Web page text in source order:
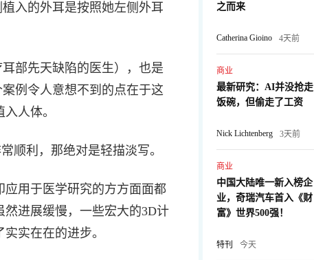
入的外耳是按照她左侧外耳
部先天缺陷的医生），也是
例令人意想不到的点在于这
人体。
顺利，那绝对是轻描淡写。
用于医学研究的方方面面都
进展缓慢，一些宏大的3D计
实在在的进步。
之而来
Catherina Gioino 4天前
商业
最新研究：AI并没抢走
饭碗，但偷走了工资
Nick Lichtenberg 3天前
商业
中国大陆唯一新入榜企
业，奇瑞汽车首入《财
富》世界500强！
特刊 今天